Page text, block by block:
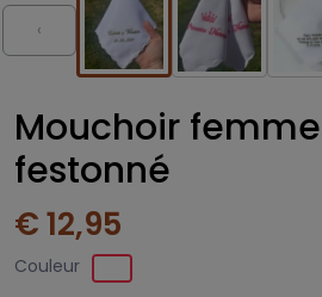
‹
Mouchoir
festonné
€ 12,95
Couleur